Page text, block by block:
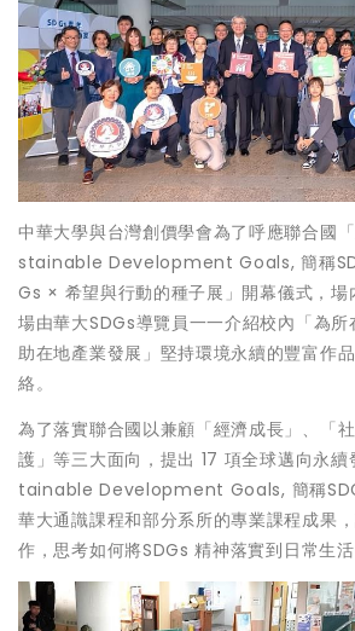
中華大學與台灣創價學會為了呼應聯合國
stainable Development Goals, 簡稱
Gs × 希望與行動的種子展」開幕儀式，場
場由華大SDGs導覽員一一介紹校內「為
助在地產業發展」堅持環境永續的豐富作
絡。
為了落實聯合國以兼顧「經濟成長」、「
護」等三大面向，提出 17 項全球邁向永
tainable Development Goals, 簡稱
華大通識課程和部分系所的專業課程成果
作，思考如何將SDGs 精神落實到日常生活